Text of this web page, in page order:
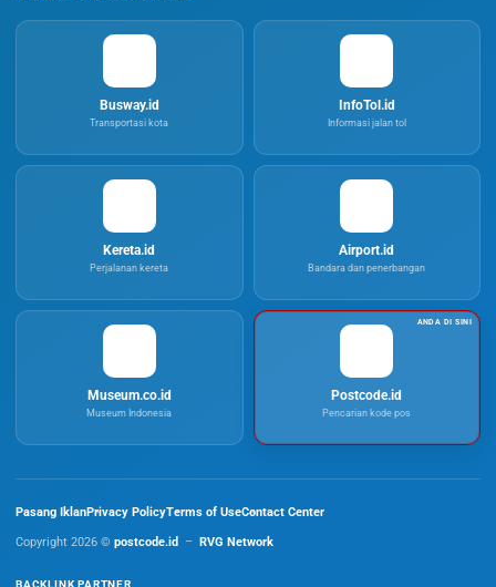
Busway.id
Transportasi kota
InfoTol.id
Informasi jalan tol
Kereta.id
Perjalanan kereta
Airport.id
Bandara dan penerbangan
Museum.co.id
Museum Indonesia
Postcode.id
Pencarian kode pos
Pasang IklanPrivacy PolicyTerms of UseContact Center
Copyright 2026 © postcode.id – RVG Network
BACKLINK PARTNER